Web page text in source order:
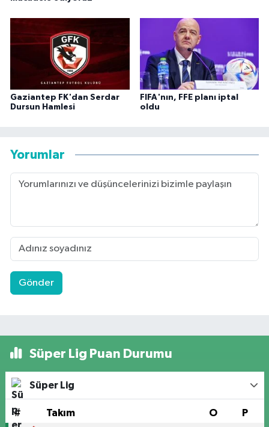
Gaziantep FK'dan Serdar
Dursun Hamlesi
FIFA'nın, FFE planı iptal
oldu
Yorumlar
Gönder
Süper Lig Puan Durumu
Süper Lig
# Takım O P